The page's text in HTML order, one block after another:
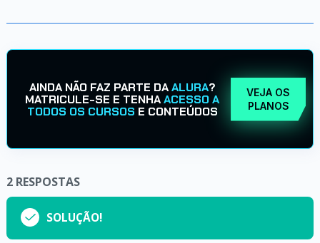
AINDA NÃO FAZ PARTE DAALURA?
MATRICULE-SE E TENHAACESSO A
TODOS OS CURSOS E CONTEÚDOS
VEJA OS
PLANOS
2 RESPOSTAS
SOLUÇÃO!